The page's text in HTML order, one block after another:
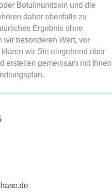
Botulinumtoxin und die
daher ebenfalls zu
Ergebnis ohne
wir besonderen Wert, vor
wir Sie eingehend über
erstellen gemeinsam mit Ihnen
hase.de